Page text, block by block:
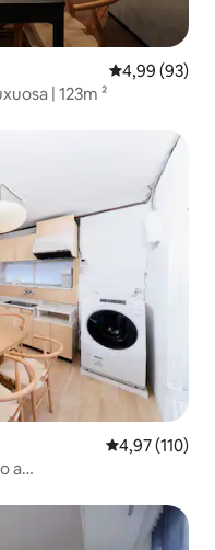
4,99 de uma
4,99 (93)
| 123m ²
4,97 de uma
4,97 (110)
a